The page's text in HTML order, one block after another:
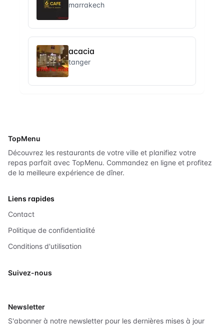
marrakech
acacia
tanger
TopMenu
Découvrez les restaurants de votre ville et planifiez votre
repas parfait avec TopMenu. Commandez en ligne et profitez
de la meilleure expérience de dîner.
Liens rapides
Contact
Politique de confidentialité
Conditions d'utilisation
Suivez-nous
Newsletter
S'abonner à notre newsletter pour les dernières mises à jour